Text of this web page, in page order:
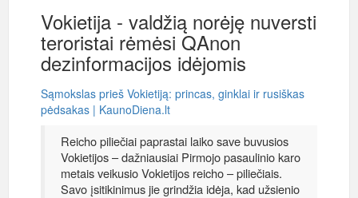
Vokietija - valdžią norėję nuversti
teroristai rėmėsi QAnon
dezinformacijos idėjomis
Sąmokslas prieš Vokietiją: princas, ginklai ir rusiškas
pėdsakas | KaunoDiena.lt
Reicho piliečiai paprastai laiko save buvusios
Vokietijos – dažniausiai Pirmojo pasaulinio karo
metais veikusio Vokietijos reicho – piliečiais.
Savo įsitikinimus jie grindžia idėja, kad užsienio